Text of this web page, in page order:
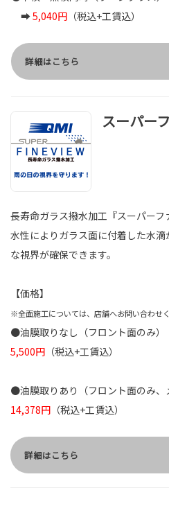
➡5,040円 （税込+工賃込）
詳細はこちら
スーパー
長寿命ガラス撥水加工『スーパー
水性によりガラス面に付着した水
な視界が確保できます。
【価格】
※全面施工については、店舗へお問い合わせ
●油膜取りなし（フロント面のみ）
5,500円 （税込+工賃込）
●油膜取りあり（フロント面のみ、
14,378円 （税込+工賃込）
詳細はこちら